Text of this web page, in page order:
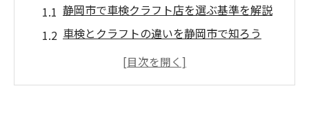
静岡市で車検クラフト店を選ぶ基準を解説
車検とクラフトの違いを静岡市で知ろう
中古車や旧車にも強い静岡市の車検対応力